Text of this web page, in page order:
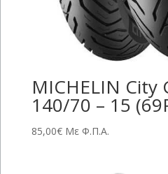
MICHELIN City
140/70 – 15
85,00€ Με Φ.Π.Α.